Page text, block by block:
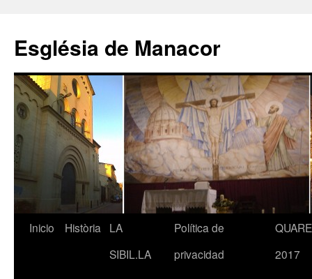
contenido
Església de Manacor
Inicio Història
LA
SIBIL.LA
Política de
privacidad
2017